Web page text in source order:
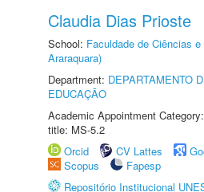
Claudia Dias Prioste
School: Faculdade de Ciências
Araraquara)
Department: DEPARTAMENTO
EDUCAÇÃO
Academic Appointment
title: MS-5.2
Orcid
CV Lattes
Scopus
Fapesp
Repositório Institucional